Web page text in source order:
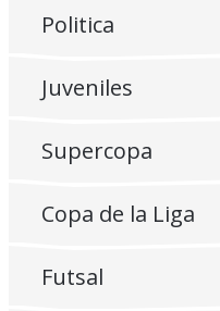
Politica
Juveniles
Supercopa
Copa de la Liga
Futsal